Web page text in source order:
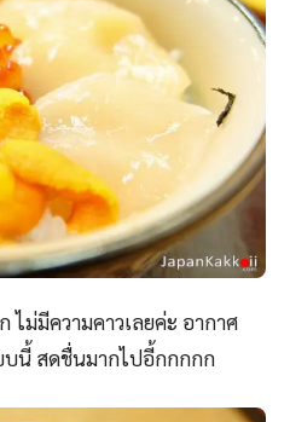
ไม่มีความคาวเลยค่ะ อากาศ
นี้ สดชื่นมากไปอี้กกกกก